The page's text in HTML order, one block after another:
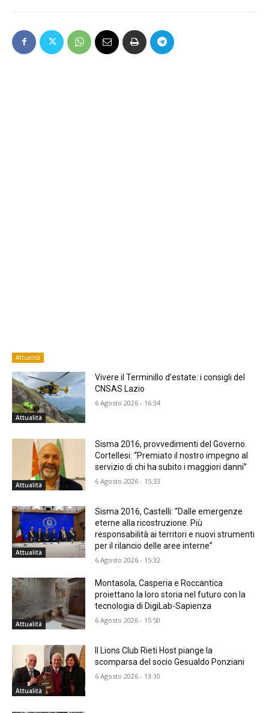
Attualità
Attualità
Vivere il Terminillo d’estate: i consigli del
CNSAS Lazio
6 Agosto 2026 - 16:34
Attualità
Sisma 2016, provvedimenti del Governo.
Cortellesi: “Premiato il nostro impegno al
servizio di chi ha subito i maggiori danni”
6 Agosto 2026 - 15:33
Attualità
Sisma 2016, Castelli: “Dalle emergenze
eterne alla ricostruzione. Più
responsabilità ai territori e nuovi strumenti
per il rilancio delle aree interne”
6 Agosto 2026 - 15:32
Attualità
Montasola, Casperia e Roccantica
proiettano la loro storia nel futuro con la
tecnologia di DigiLab-Sapienza
6 Agosto 2026 - 15:50
Attualità
Il Lions Club Rieti Host piange la
scomparsa del socio Gesualdo Ponziani
6 Agosto 2026 - 13:10